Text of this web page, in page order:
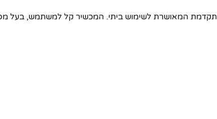
מתקדמת המאושרת לשימוש ביתי. המכשיר קל למשתמש, בעל